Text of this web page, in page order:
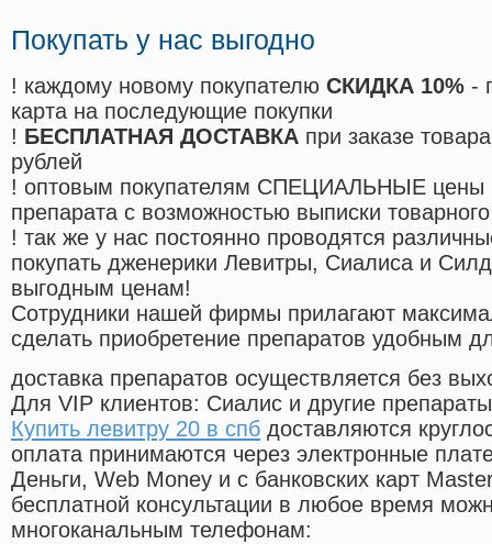
Покупать у нас выгодно
! каждому новому покупателю СКИДКА 10% -
карта на последующие покупки
! БЕСПЛАТНАЯ ДОСТАВКА при заказе
рублей
! оптовым покупателям СПЕЦИАЛЬНЫЕ цены
препарата с возможностью выписки
! так же у нас постоянно проводятся
покупать дженерики Левитры, Сиалиса и
выгодным ценам!
Cотрудники нашей фирмы прилагают
сделать приобретение препаратов удобным
доставка препаратов осуществляется без
Для VIP клиентов: Сиалис и другие
Купить левитру 20 в спб доставляются
оплата принимаются через электронные
Деньги, Web Money и с банковских карт
бесплатной консультации в любое время
многоканальным телефонам: